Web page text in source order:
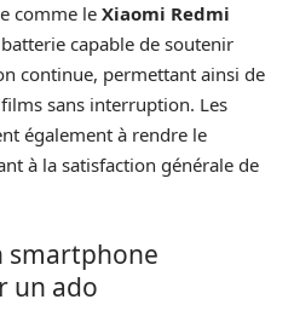
comme le Xiaomi Redmi
capable de soutenir
continue, permettant ainsi de
sans interruption. Les
également à rendre le
à la satisfaction générale de
smartphone
un ado